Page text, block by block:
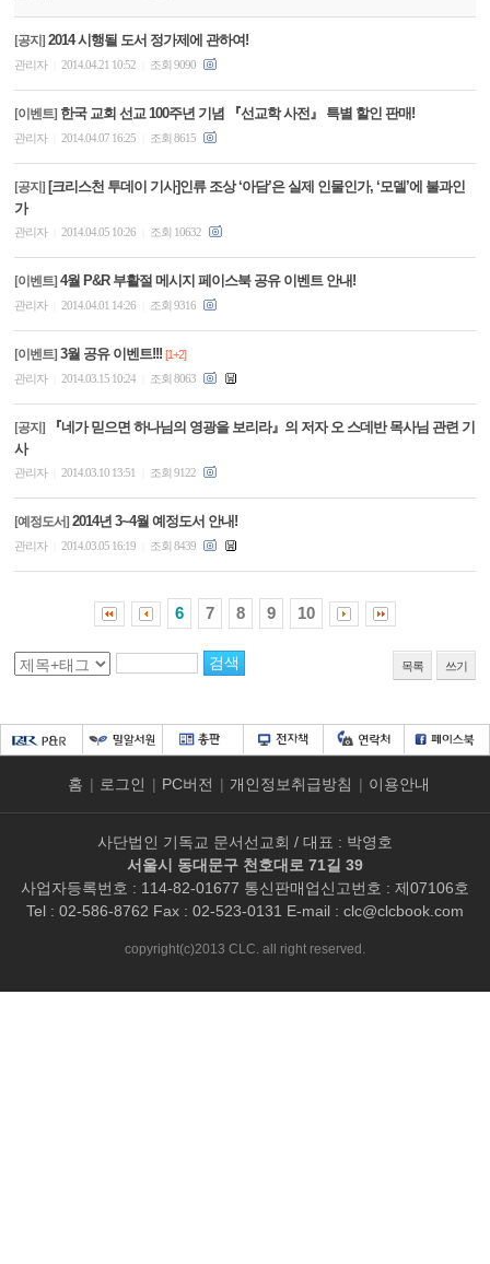
[공지] 2014 시행될 도서 정가제에 관하여!
관리자 2014.04.21 10:52 조회 9090
[이벤트] 한국 교회 선교 100주년 기념 『선교학 사전』 특별 할인 판매!
관리자 2014.04.07 16:25 조회 8615
[공지] [크리스천 투데이 기사]인류 조상 ‘아담’은 실제 인물인가, ‘모델’에 불과인
가
관리자 2014.04.05 10:26 조회 10632
[이벤트] 4월 P&R 부활절 메시지 페이스북 공유 이벤트 안내!
관리자 2014.04.01 14:26 조회 9316
[이벤트] 3월 공유 이벤트!!! [1+2]
관리자
2014.03.15 10:24 조회 8063
[공지]
『네가 믿으면 하나님의 영광을 보리라』의 저자 오 스데반 목사님 관련 기
사
관리자 2014.03.10 13:51 조회 9122
[예정도서] 2014년 3~4월 예정도서 안내!
관리자 2014.03.05 16:19 조회 8439
6 7 8 9 10
목록 쓰기
홈 | 로그인 | PC버전 | 개인정보취급방침 | 이용안내
사단법인 기독교 문서선교회 / 대표 : 박영호
서울시 동대문구 천호대로 71길 39
사업자등록번호 : 114-82-01677 통신판매업신고번호 : 제07106호
Tel : 02-586-8762 Fax : 02-523-0131 E-mail : clc@clcbook.com
copyright(c)2013 CLC. all right reserved.